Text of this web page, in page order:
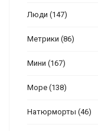
Люди (147)
Метрики (86)
Мини (167)
Море (138)
Натюрморты (46)